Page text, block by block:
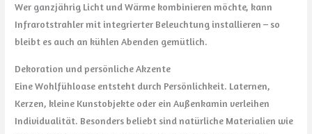
Wer ganzjährig Licht und Wärme kombinieren möchte, kann
Infrarotstrahler mit integrierter Beleuchtung installieren – so
bleibt es auch an kühlen Abenden gemütlich.
Dekoration und persönliche Akzente
Eine Wohlfühloase entsteht durch Persönlichkeit. Laternen,
Kerzen, kleine Kunstobjekte oder ein Außenkamin verleihen
Individualität. Besonders beliebt sind natürliche Materialien wie